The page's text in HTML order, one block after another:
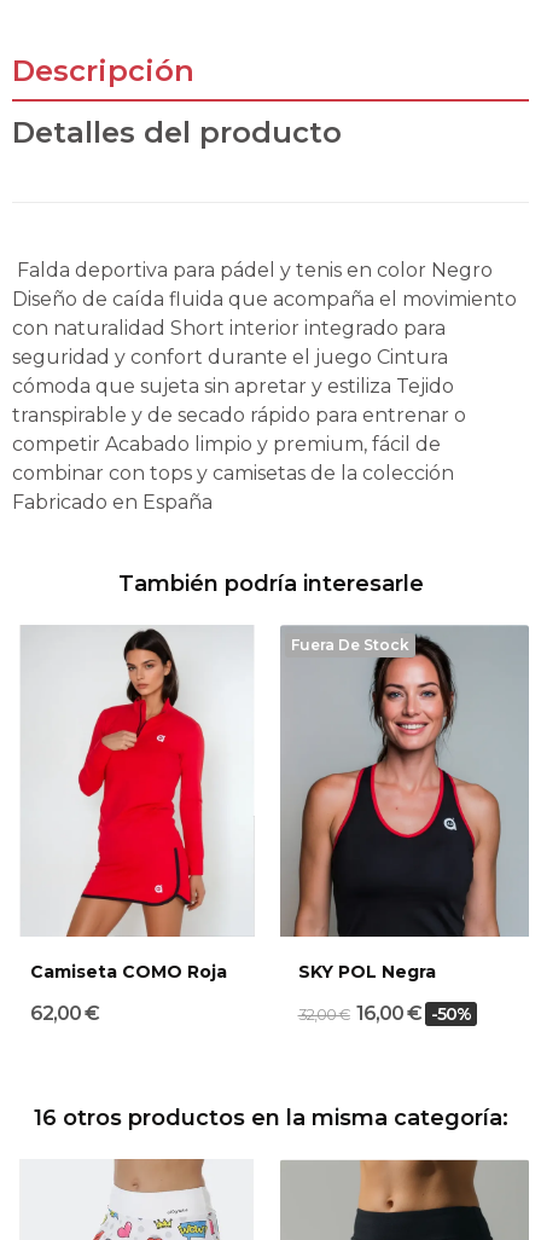
Descripción
Detalles del producto
Falda deportiva para pádel y tenis en color Negro
Diseño de caída fluida que acompaña el movimiento
con naturalidad Short interior integrado para
seguridad y confort durante el juego Cintura
cómoda que sujeta sin apretar y estiliza Tejido
transpirable y de secado rápido para entrenar o
competir Acabado limpio y premium, fácil de
combinar con tops y camisetas de la colección
Fabricado en España
También podría interesarle
Camiseta COMO Roja
62,00 €
Fuera De Stock
SKY POL Negra
32,00 € 16,00 € -50%
16 otros productos en la misma categoría: